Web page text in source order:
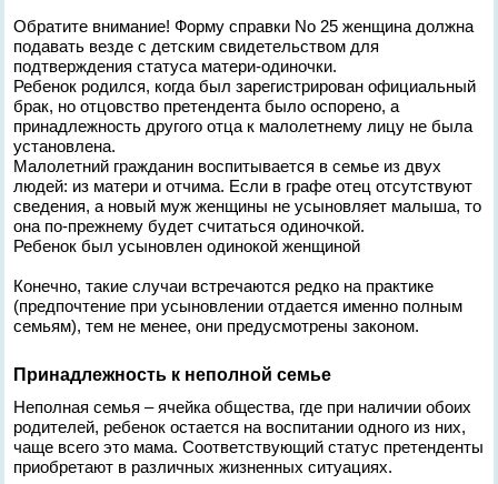
Обратите внимание! Форму справки No 25 женщина должна
подавать везде с детским свидетельством для
подтверждения статуса матери-одиночки.
Ребенок родился, когда был зарегистрирован официальный
брак, но отцовство претендента было оспорено, а
принадлежность другого отца к малолетнему лицу не была
установлена.
Малолетний гражданин воспитывается в семье из двух
людей: из матери и отчима. Если в графе отец отсутствуют
сведения, а новый муж женщины не усыновляет малыша, то
она по-прежнему будет считаться одиночкой.
Ребенок был усыновлен одинокой женщиной
Конечно, такие случаи встречаются редко на практике
(предпочтение при усыновлении отдается именно полным
семьям), тем не менее, они предусмотрены законом.
Принадлежность к неполной семье
Неполная семья – ячейка общества, где при наличии обоих
родителей, ребенок остается на воспитании одного из них,
чаще всего это мама. Соответствующий статус претенденты
приобретают в различных жизненных ситуациях.